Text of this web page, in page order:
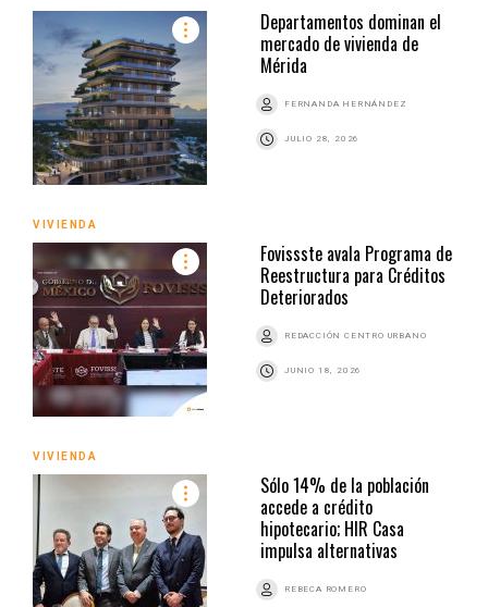
Departamentos dominan el
mercado de vivienda de
Mérida
FERNANDA HERNÁNDEZ
JULIO 28, 2026
VIVIENDA
Fovissste avala Programa de
Reestructura para Créditos
Deteriorados
REDACCIÓN CENTRO URBANO
JUNIO 18, 2026
VIVIENDA
Sólo 14% de la población
accede a crédito
hipotecario; HIR Casa
impulsa alternativas
REBECA ROMERO